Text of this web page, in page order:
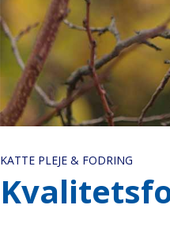
KATTE PLEJE & FODRING